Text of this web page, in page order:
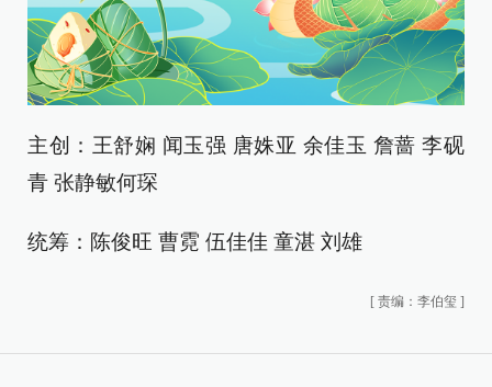
主创：王舒娴 闻玉强 唐姝亚 余佳玉 詹蔷 李砚
青 张静敏何琛
统筹：陈俊旺 曹霓 伍佳佳 童湛 刘雄
[ 责编：李伯玺 ]